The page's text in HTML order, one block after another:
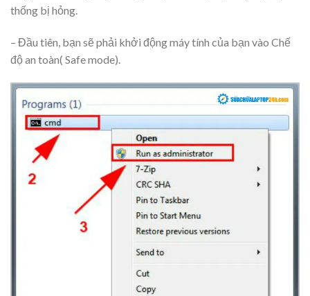
thống bị hỏng.
– Đầu tiên, bạn sẽ phải khởi động máy tính của bạn vào Chế
độ an toàn( Safe mode).